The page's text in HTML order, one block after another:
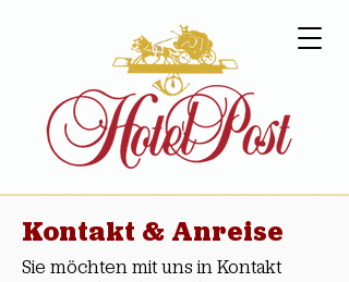
Kontakt & Anreise
Sie möchten mit uns in Kontakt